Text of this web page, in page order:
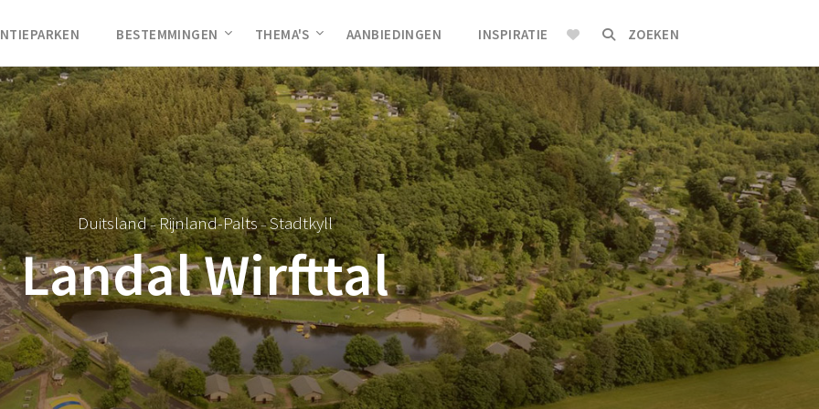
BESTEMMINGEN THEMA'S AANBIEDINGEN INSPIRATIE ZOEKEN
Duitsland–Rijnland-Palts–Stadtkyll
Landal Wirfttal